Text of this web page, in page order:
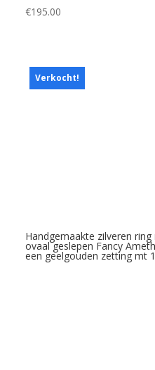
€195.00
Verkocht!
Handgemaakte zilveren
ovaal geslepen Fancy
een geelgouden zetting mt